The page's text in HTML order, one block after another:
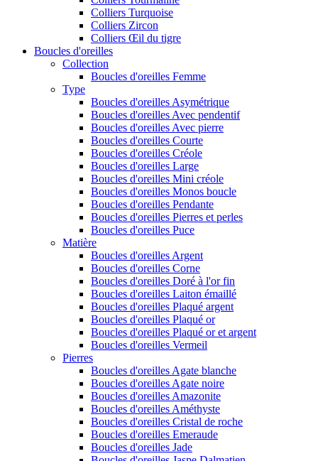
Colliers Turquoise
Colliers Zircon
Colliers Œil du tigre
Boucles d'oreilles
Collection
Boucles d'oreilles Femme
Type
Boucles d'oreilles Asymétrique
Boucles d'oreilles Avec pendentif
Boucles d'oreilles Avec pierre
Boucles d'oreilles Courte
Boucles d'oreilles Créole
Boucles d'oreilles Large
Boucles d'oreilles Mini créole
Boucles d'oreilles Monos boucle
Boucles d'oreilles Pendante
Boucles d'oreilles Pierres et perles
Boucles d'oreilles Puce
Matière
Boucles d'oreilles Argent
Boucles d'oreilles Corne
Boucles d'oreilles Doré à l'or fin
Boucles d'oreilles Laiton émaillé
Boucles d'oreilles Plaqué argent
Boucles d'oreilles Plaqué or
Boucles d'oreilles Plaqué or et argent
Boucles d'oreilles Vermeil
Pierres
Boucles d'oreilles Agate blanche
Boucles d'oreilles Agate noire
Boucles d'oreilles Amazonite
Boucles d'oreilles Améthyste
Boucles d'oreilles Cristal de roche
Boucles d'oreilles Emeraude
Boucles d'oreilles Jade